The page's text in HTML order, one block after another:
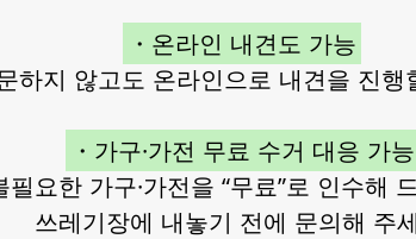
・온라인 내견도 가능
하지 않고도 온라인으로 내견을 진행
・가구·가전 무료 수거 대응 가능
필요한 가구·가전을 “무료”로 인수해
쓰레기장에 내놓기 전에 문의해 주